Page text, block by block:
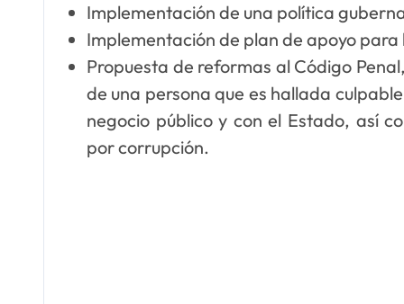
Implementación de una política
Implementación de plan de apoyo
Propuesta de reformas al Código
de una persona que es hallada
negocio público y con el Estado, así
por corrupción.